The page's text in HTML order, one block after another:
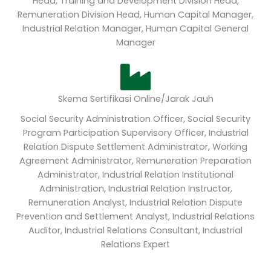
Remuneration Division Head, Human Capital Manager,
Industrial Relation Manager, Human Capital General
Manager
Skema Sertifikasi Online/Jarak Jauh
Social Security Administration Officer, Social Security
Program Participation Supervisory Officer, Industrial
Relation Dispute Settlement Administrator, Working
Agreement Administrator, Remuneration Preparation
Administrator, Industrial Relation Institutional
Administration, Industrial Relation Instructor,
Remuneration Analyst, Industrial Relation Dispute
Prevention and Settlement Analyst, Industrial Relations
Auditor, Industrial Relations Consultant, Industrial
Relations Expert